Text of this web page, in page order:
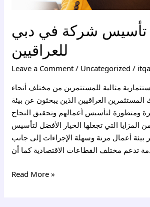
تأسيس شركة في دبي
للعراقيين
Leave a Comment / Uncategorized /
مثالية للمستثمرين من مختلف أنحاء
المستثمرين العراقيين الذين يبحثون عن بيئة
ومتطورة لتأسيس أعمالهم وتحقيق النجاح
المزايا التي تجعلها الخيار الأفضل لتأسيس
أعمال مرنة وسهلة الإجراءات إلى جانب
تدعم مختلف القطاعات الاقتصادية كما أن
Read More »